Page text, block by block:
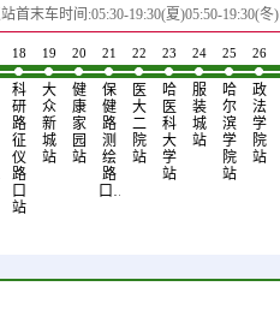
首末车时间:05:30-19:30(夏)05:50-19:30(冬)
18
科
研
路
征
仪
路
口
站
19
大
众
新
城
站
20
健
康
家
园
站
21
保
健
路
测
绘
路
口…
22
医
大
二
院
站
23
哈
医
科
大
学
站
24
服
装
城
站
25
哈
尔
滨
学
院
站
26
政
法
学
院
站